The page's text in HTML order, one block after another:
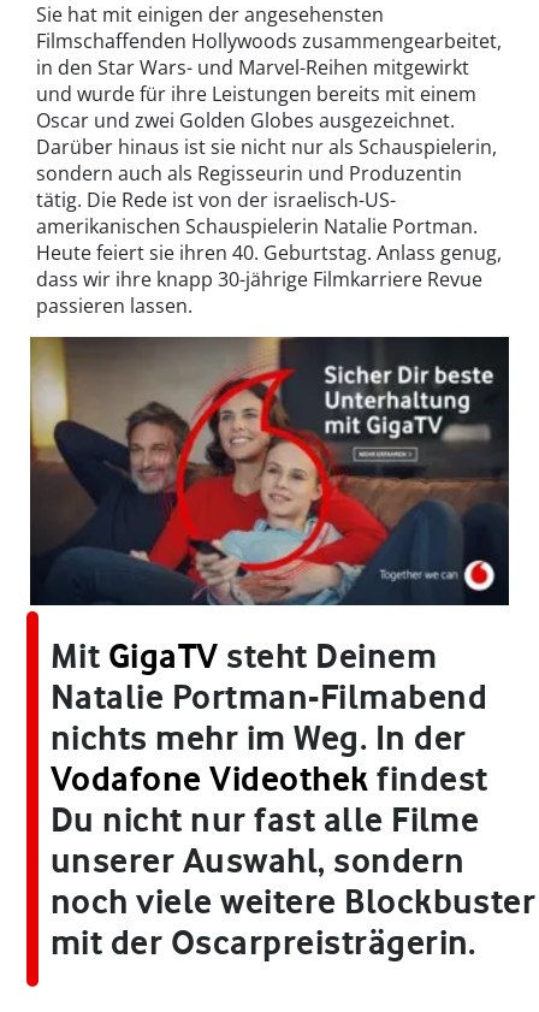
Sie hat mit einigen der angesehensten
Filmschaffenden Hollywoods zusammengearbeitet,
in den Star Wars- und Marvel-Reihen mitgewirkt
und wurde für ihre Leistungen bereits mit einem
Oscar und zwei Golden Globes ausgezeichnet.
Darüber hinaus ist sie nicht nur als Schauspielerin,
sondern auch als Regisseurin und Produzentin
tätig. Die Rede ist von der israelisch-US-
amerikanischen Schauspielerin Natalie Portman.
Heute feiert sie ihren 40. Geburtstag. Anlass genug,
dass wir ihre knapp 30-jährige Filmkarriere Revue
passieren lassen.
Mit GigaTV steht Deinem
Natalie Portman-Filmabend
nichts mehr im Weg. In der
Vodafone Videothek findest
Du nicht nur fast alle Filme
unserer Auswahl, sondern
noch viele weitere Blockbuster
mit der Oscarpreisträgerin.